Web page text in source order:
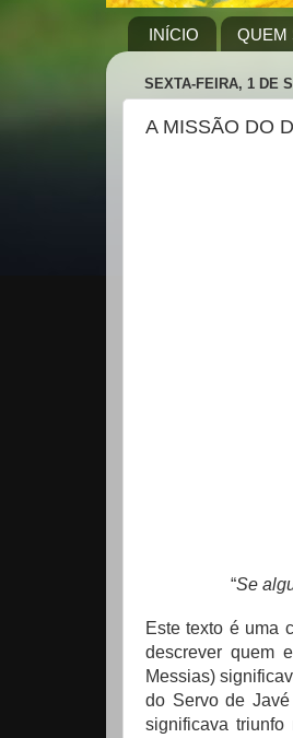
INÍCIO QUEM
SEXTA-FEIRA, 1 DE
A MISSÃO DO
“Se
Este texto é uma
descrever quem
Messias)
do Servo de
significava triunfo